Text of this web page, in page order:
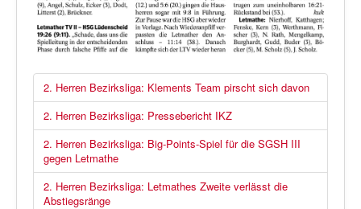
2. Herren Bezirksliga: Klements Team pirscht sich davon
2. Herren Bezirksliga: Pressebericht IKZ
2. Herren Bezirksliga: Big-Points-Spiel für die SGSH III
gegen Letmathe
2. Herren Bezirksliga: Letmathes Zweite verlässt die
Abstiegsränge